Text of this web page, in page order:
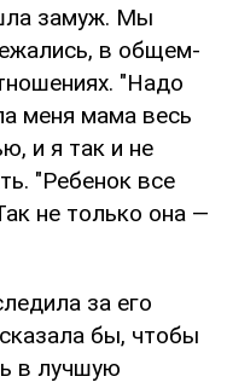
замуж. Мы
в общем-
"Надо
меня мама весь
и я так и не
"Ребенок все
не только она —
за его
бы, чтобы
в лучшую